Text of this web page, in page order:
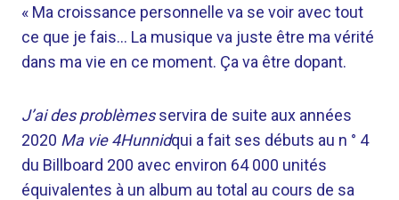
« Ma croissance personnelle va se voir avec tout
ce que je fais… La musique va juste être ma vérité
dans ma vie en ce moment. Ça va être dopant.
J’ai des problèmesservira de suite aux années
2020 Ma vie 4Hunnidqui a fait ses débuts au n ° 4
du Billboard 200 avec environ 64 000 unités
équivalentes à un album au total au cours de sa